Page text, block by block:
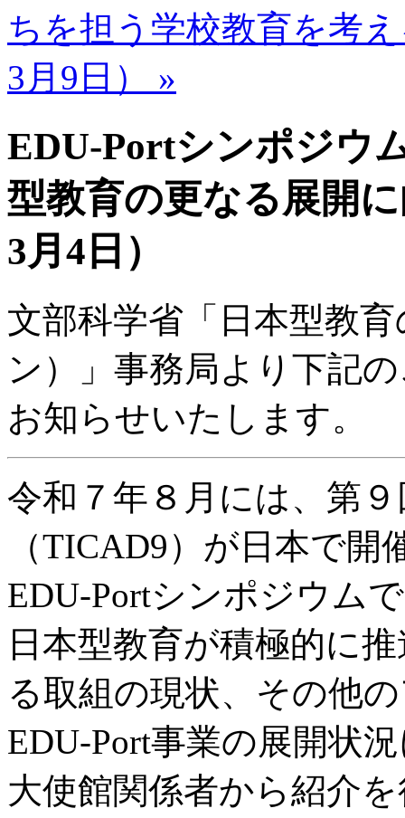
ちを担う学校教育を考
3月9日） »
EDU-Portシンポジウ
型教育の更なる展開
3月4日）
文部科学省「日本型教
ン）
」事務局より下記
お知らせいたします。
令和７年８月には、第
（TICAD9）が日本で
EDU-Portシンポジウム
日本型教育が積極的に
る取組の現状、その他
EDU-Port事業の展開状
大使館関係者から紹介